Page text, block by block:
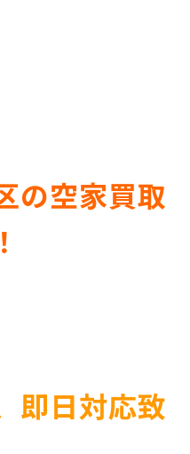
の空家買取
即日対応致